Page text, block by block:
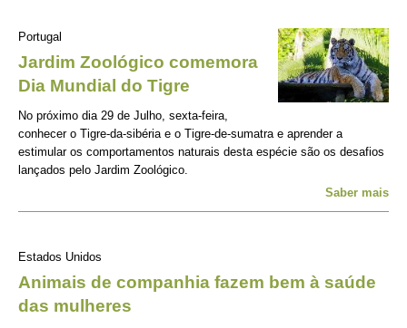
Portugal
Jardim Zoológico comemora
Dia Mundial do Tigre
No próximo dia 29 de Julho, sexta-feira,
conhecer o Tigre-da-sibéria e o Tigre-de-sumatra e aprender a
estimular os comportamentos naturais desta espécie são os desafios
lançados pelo Jardim Zoológico.
Saber mais
Estados Unidos
Animais de companhia fazem bem à saúde
das mulheres